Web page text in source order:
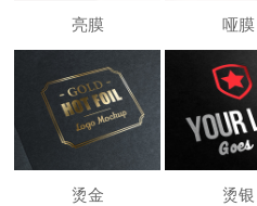
亮膜 哑膜
烫金 烫银